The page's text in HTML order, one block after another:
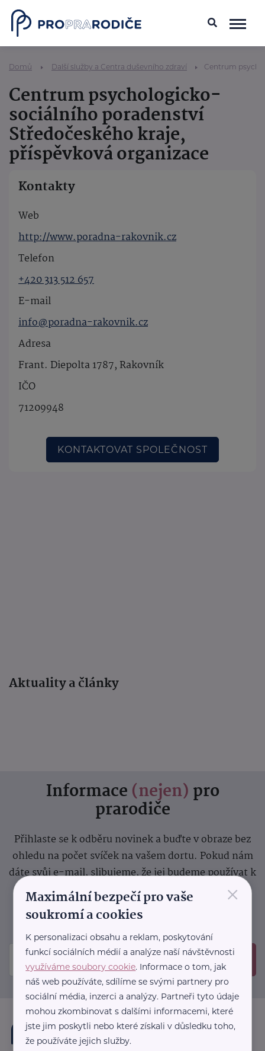
Domů Další služby a Centra duševního zdraví Centrum
Centrum psychologicko-
sociálního poradenství
Středočeského kraje,
příspěvková organizace
Kontakty
Web
http://www.poradna-rakovnik.cz
Telefon
+420 313 512 657
E-mail
info@poradna-rakovnik.cz
Adresa
Frant. Diepolta 1787, Rakovník
IČO
71209948
KONTAKTOVAT SPOLEČNOST
Aktuality a články
Informace (nejen) pro
prarodiče
Přihlaste se k odběru novinek a buďte v obraze bez
ohledu na počet svíček na vašem dortu. Pokud nám
dáte svůj e-mail, slibujeme, že jej budeme používat k
zasílání důležitých nebo zajímavých
sdělení.Prosíme, zkontrolujte si svoji emailovou
schránku, kam jsme poslali potvrzovací e-mail.
×
Maximální bezpečí pro vaše
soukromí a cookies
K personalizaci obsahu a reklam, poskytování
funkcí sociálních médií a analýze naší návštěvnosti
využíváme soubory cookie. Informace o tom, jak
náš web používáte, sdílíme se svými partnery pro
sociální média, inzerci a analýzy. Partneři tyto údaje
mohou zkombinovat s dalšími informacemi, které
jste jim poskytli nebo které získali v důsledku toho,
že používáte jejich služby.